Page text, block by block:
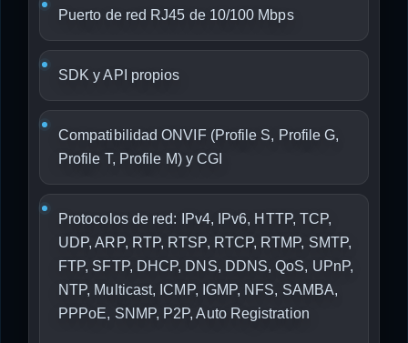
Puerto de red RJ45 de 10/100 Mbps
SDK y API propios
Compatibilidad ONVIF (Profile S, Profile G,
Profile T, Profile M) y CGI
Protocolos de red: IPv4, IPv6, HTTP, TCP,
UDP, ARP, RTP, RTSP, RTCP, RTMP, SMTP,
FTP, SFTP, DHCP, DNS, DDNS, QoS, UPnP,
NTP, Multicast, ICMP, IGMP, NFS, SAMBA,
PPPoE, SNMP, P2P, Auto Registration